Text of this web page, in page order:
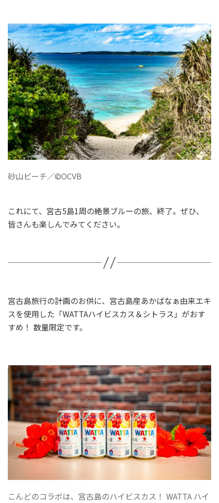
砂山ビーチ／©OCVB
これにて、宮古5島1周の絶景ブルーの旅、終了。ぜひ、
皆さんも楽しんでみてください。
宮古島旅行の計画のお供に、宮古島産あかばなぁ由来エキ
スを使用した「WATTAハイビスカス＆シトラス」がおす
すめ！ 数量限定です。
こんどのコラボは、宮古島のハイビスカス！ WATTA ハイ